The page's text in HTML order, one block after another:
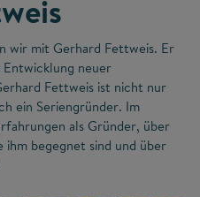
wir mit Gerhard Fettweis. Er
neuer
Fettweis ist nicht nur
ein Seriengründer. Im
als Gründer, über
ihm begegnet sind und über